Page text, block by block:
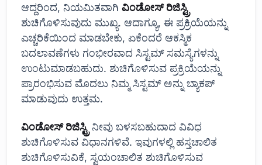
ಆದ್ದರಿಂದ, ನಿಯಮಿತವಾಗಿ ವಿಂಡೋಸ್ ರಿಜಿಸ್ಟ್ರಿ
ಶುಚಿಗೊಳಿಸುವುದು ಮುಖ್ಯ. ಆದಾಗ್ಯೂ, ಈ ಪ್ರಕ್ರಿಯೆಯನ್ನು
ಎಚ್ಚರಿಕೆಯಿಂದ ಮಾಡಬೇಕು, ಏಕೆಂದರೆ ಆಕಸ್ಮಿಕ
ಬದಲಾವಣೆಗಳು ಗಂಭೀರವಾದ ಸಿಸ್ಟಮ್ ಸಮಸ್ಯೆಗಳನ್ನು
ಉಂಟುಮಾಡಬಹುದು. ಶುಚಿಗೊಳಿಸುವ ಪ್ರಕ್ರಿಯೆಯನ್ನು
ಪ್ರಾರಂಭಿಸುವ ಮೊದಲು ನಿಮ್ಮ ಸಿಸ್ಟಮ್ ಅನ್ನು ಬ್ಯಾಕಪ್
ಮಾಡುವುದು ಉತ್ತಮ.
ವಿಂಡೋಸ್ ರಿಜಿಸ್ಟ್ರಿ ನೀವು ಬಳಸಬಹುದಾದ ವಿವಿಧ
ಶುಚಿಗೊಳಿಸುವ ವಿಧಾನಗಳಿವೆ. ಇವುಗಳಲ್ಲಿ ಹಸ್ತಚಾಲಿತ
ಶುಚಿಗೊಳಿಸುವಿಕೆ, ಸ್ವಯಂಚಾಲಿತ ಶುಚಿಗೊಳಿಸುವ